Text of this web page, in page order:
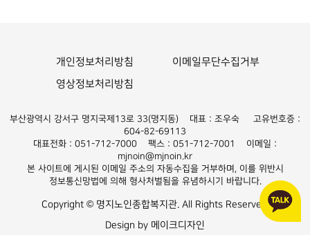
개인정보처리방침
이메일무단수집거부
영상정보처리방침
부산광역시 강서구 명지국제13로 33(명지동) 대표 : 조우숙 고유번호증 :
604-82-69113
대표전화 : 051-712-7000 팩스 : 051-712-7001 이메일 :
mjnoin@mjnoin.kr
본 사이트에 게시된 이메일 주소의 자동수집을 거부하며, 이를 위반시
정보통신망법에 의해 형사처벌됨을 유념하시기 바랍니다.
Copyright © 명지노인종합복지관. All Rights Reserved.
Design by 메이크디자인